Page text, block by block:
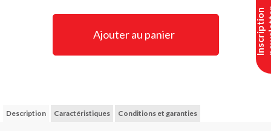
I
n
s
c
r
i
p
t
i
o
n
n
e
w
s
l
e
t
t
e
Ajouter au panier
Description Caractéristiques Conditions et garanties